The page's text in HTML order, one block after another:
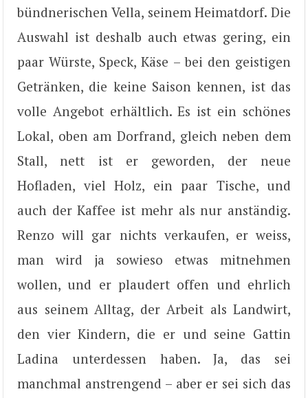
bündnerischen Vella, seinem Heimatdorf. Die
Auswahl ist deshalb auch etwas gering, ein
paar Würste, Speck, Käse – bei den geistigen
Getränken, die keine Saison kennen, ist das
volle Angebot erhältlich. Es ist ein schönes
Lokal, oben am Dorfrand, gleich neben dem
Stall, nett ist er geworden, der neue
Hofladen, viel Holz, ein paar Tische, und
auch der Kaffee ist mehr als nur anständig.
Renzo will gar nichts verkaufen, er weiss,
man wird ja sowieso etwas mitnehmen
wollen, und er plaudert offen und ehrlich
aus seinem Alltag, der Arbeit als Landwirt,
den vier Kindern, die er und seine Gattin
Ladina unterdessen haben. Ja, das sei
manchmal anstrengend – aber er sei sich das